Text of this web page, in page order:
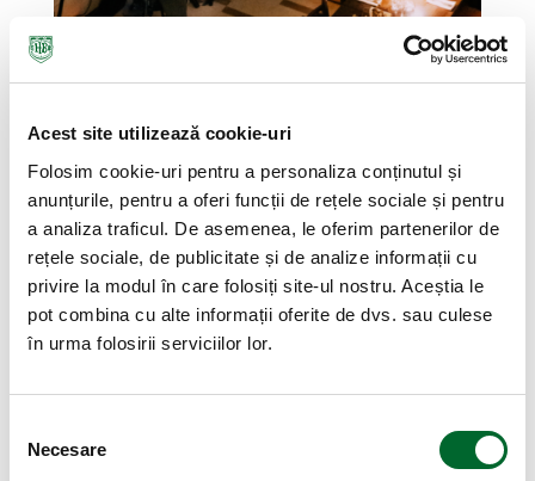
Acest site utilizează cookie-uri
Folosim cookie-uri pentru a personaliza conținutul și
anunțurile, pentru a oferi funcții de rețele sociale și pentru
a analiza traficul. De asemenea, le oferim partenerilor de
rețele sociale, de publicitate și de analize informații cu
privire la modul în care folosiți site-ul nostru. Aceștia le
pot combina cu alte informații oferite de dvs. sau culese
în urma folosirii serviciilor lor.
consimțământului
Necesare